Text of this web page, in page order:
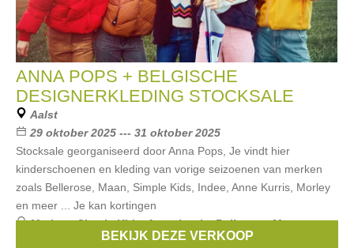
ANNA POPS + BELGISCHE
DESIGNERKLEDING STOCKSALE
Aalst
29 oktober 2025 --- 31 oktober 2025
Stocksale georganiseerd door Anna Pops, Je vindt hier
kinderschoenen en kleding van vorige seizoenen van merken
zoals Bellerose, Maan, Simple Kids, Indee, Anne Kurris, Morley
en meer ... Je kan kortingen
Merken:Simple Kids,Anne kurris,Bellerose,Maan,
BEKIJK DEZE VERKOOP